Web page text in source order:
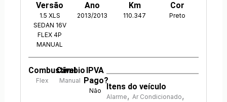
Versão
1.5 XLS
SEDAN 16V
FLEX 4P
MANUAL
Ano
2013/2013
Km
110.347
Cor
Preto
Combustível
Flex
Câmbio
Manual
IPVA
Pago?
Não Itens do veículo
Alarme, Ar Condicionado,